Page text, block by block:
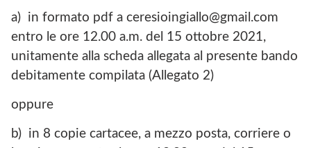
a) in formato pdf a ceresioingiallo@gmail.com
entro le ore 12.00 a.m. del 15 ottobre 2021,
unitamente alla scheda allegata al presente bando
debitamente compilata (Allegato 2)
oppure
b) in 8 copie cartacee, a mezzo posta, corriere o